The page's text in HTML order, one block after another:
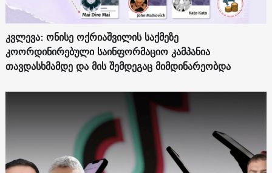
კვლევა: ონისე ოქრიაშვილის საქმეზე
კოორდინირებული საინფორმაციო კამპანია
თავდასხმამდე და მის შემდეგაც მიმდინარეობდა